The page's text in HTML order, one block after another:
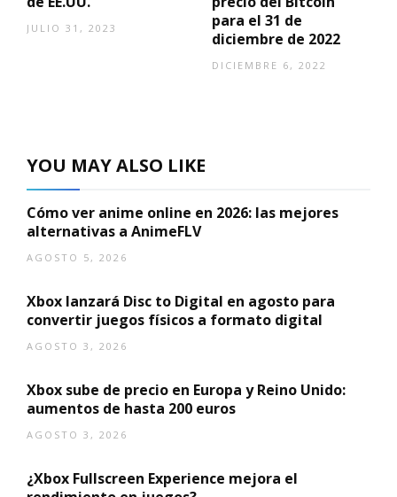
JULIO 31, 2023
para el 31 de
diciembre de 2022
DICIEMBRE 6, 2022
YOU MAY ALSO LIKE
Cómo ver anime online en 2026: las mejores
alternativas a AnimeFLV
AGOSTO 5, 2026
Xbox lanzará Disc to Digital en agosto para
convertir juegos físicos a formato digital
AGOSTO 3, 2026
Xbox sube de precio en Europa y Reino Unido:
aumentos de hasta 200 euros
AGOSTO 3, 2026
¿Xbox Fullscreen Experience mejora el